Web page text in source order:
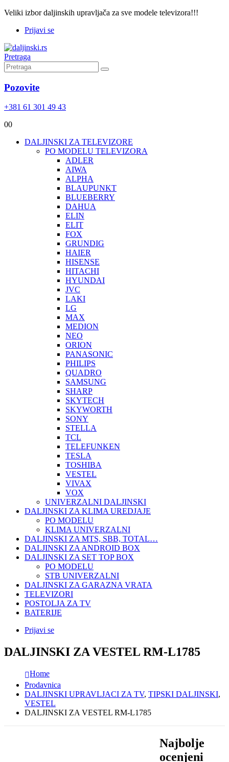
Veliki izbor daljinskih upravljača za sve modele televizora!!!
Prijavi se
Pretraga
Pozovite
+381 61 301 49 43
00
DALJINSKI ZA TELEVIZORE
PO MODELU TELEVIZORA
ADLER
AIWA
ALPHA
BLAUPUNKT
BLUEBERRY
DAHUA
ELIN
ELIT
FOX
GRUNDIG
HAIER
HISENSE
HITACHI
HYUNDAI
JVC
LAKI
LG
MAX
MEDION
NEO
ORION
PANASONIC
PHILIPS
QUADRO
SAMSUNG
SHARP
SKYTECH
SKYWORTH
SONY
STELLA
TCL
TELEFUNKEN
TESLA
TOSHIBA
VESTEL
VIVAX
VOX
UNIVERZALNI DALJINSKI
DALJINSKI ZA KLIMA UREDJAJE
PO MODELU
KLIMA UNIVERZALNI
DALJINSKI ZA MTS, SBB, TOTAL…
DALJINSKI ZA ANDROID BOX
DALJINSKI ZA SET TOP BOX
PO MODELU
STB UNIVERZALNI
DALJINSKI ZA GARAZNA VRATA
TELEVIZORI
POSTOLJA ZA TV
BATERIJE
Prijavi se
DALJINSKI ZA VESTEL RM-L1785
Home
Prodavnica
DALJINSKI UPRAVLJACI ZA TV, TIPSKI DALJINSKI,
VESTEL
DALJINSKI ZA VESTEL RM-L1785
Najbolje
ocenjeni